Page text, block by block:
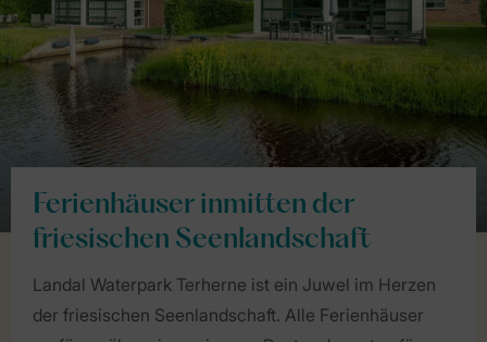
Ferienhäuser inmitten der
friesischen Seenlandschaft
Landal Waterpark Terherne ist ein Juwel im Herzen
der friesischen Seenlandschaft. Alle Ferienhäuser